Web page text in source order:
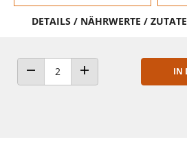
DETAILS / NÄHRWERTE /
ANZAHL VERRINGERNANZAHL ERHÖHEN
IN